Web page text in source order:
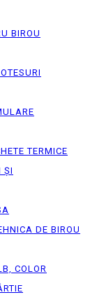
BIROU
TERMICE
ȘI
DE BIROU
COLOR